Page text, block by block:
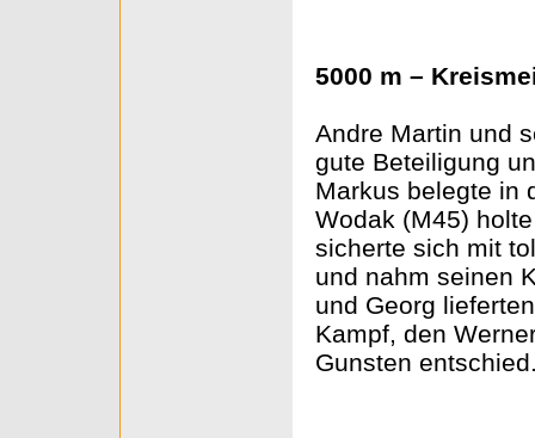
5000 m –
Andre Martin und
gute Beteiligung
Markus belegte in
Wodak (M45)
sicherte sich mit
und nahm seinen
und Georg
Kampf, den
Gunsten